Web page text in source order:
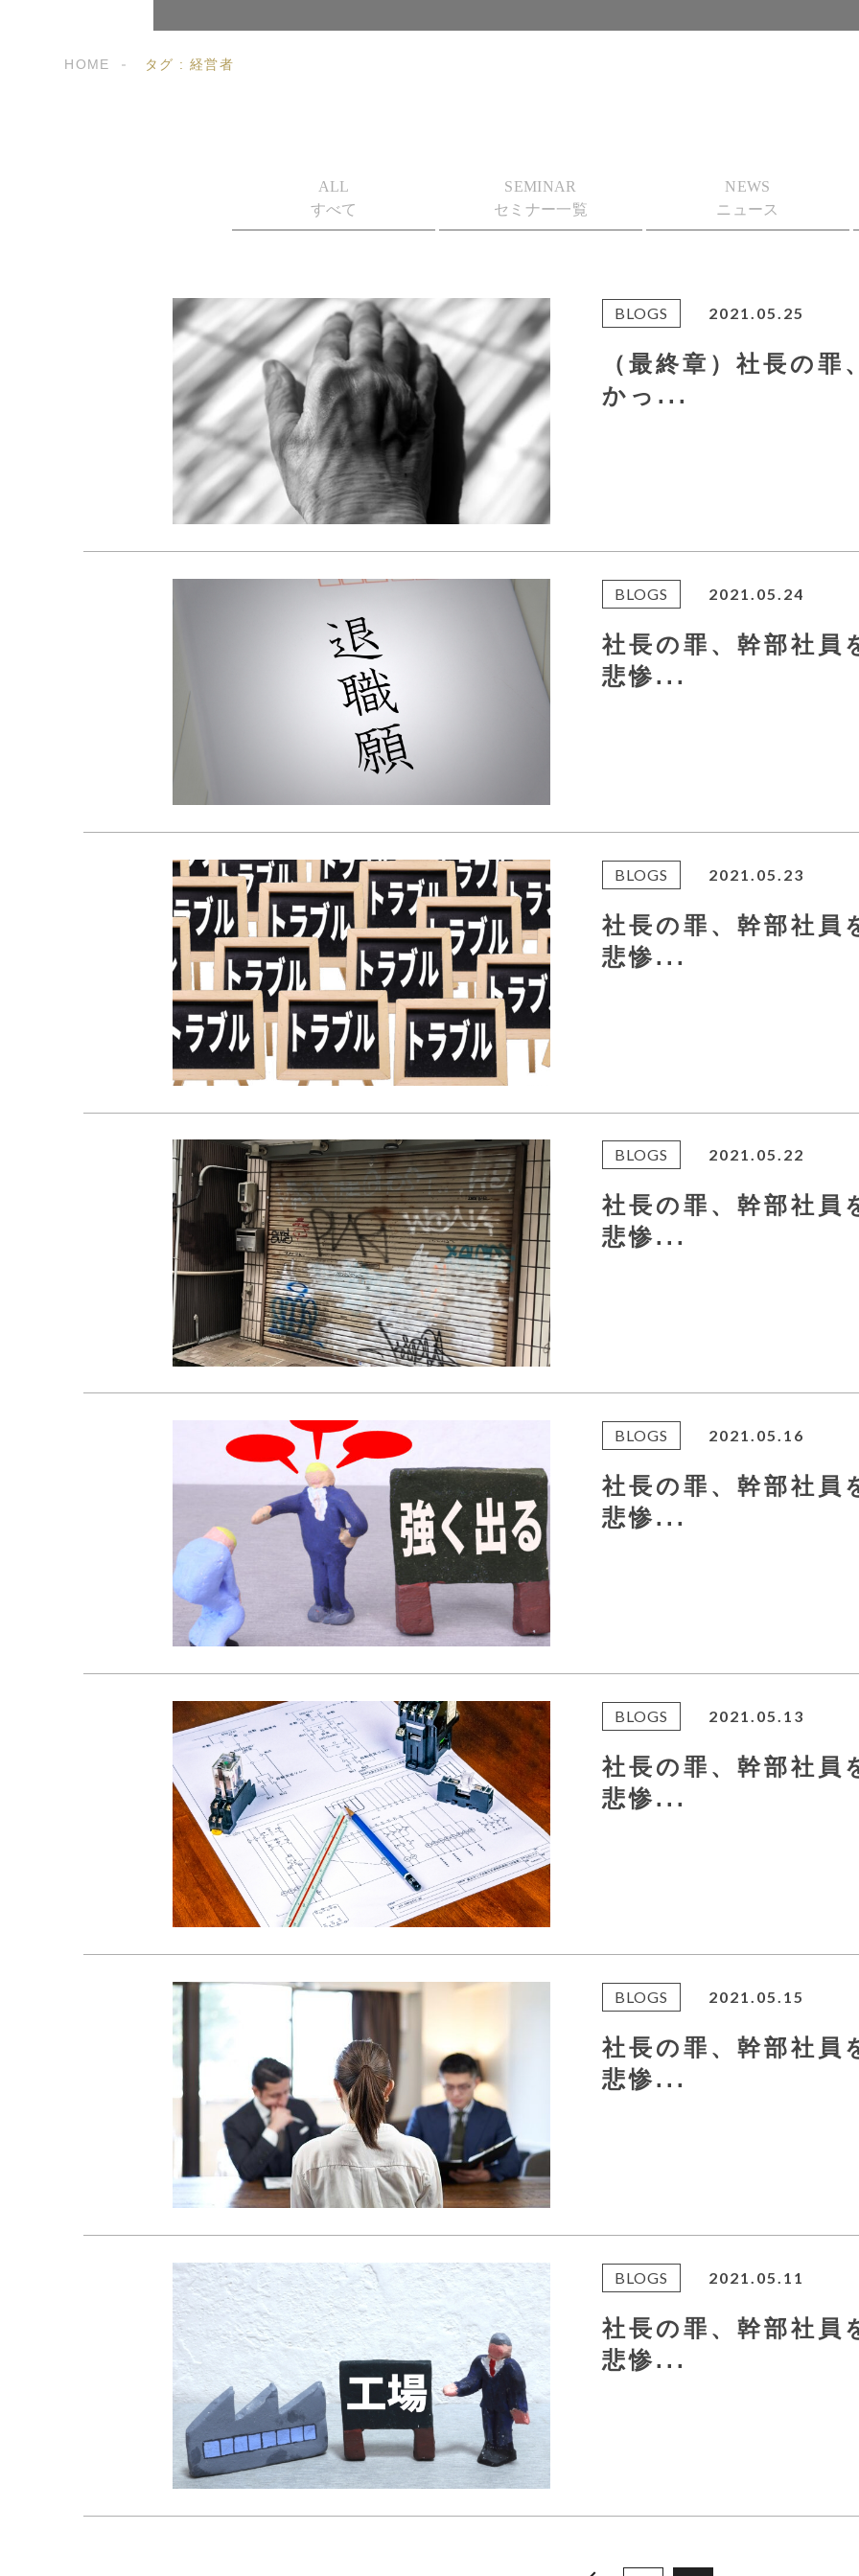
HOME タグ : 経営者
ALL
すべて
SEMINAR
セミナー一覧
NEWS
ニュース
BLOGS 2021.05.25
（最終章）社長の
かっ...
BLOGS 2021.05.24
社長の罪、幹部社
悲惨...
BLOGS 2021.05.23
社長の罪、幹部社
悲惨...
BLOGS 2021.05.22
社長の罪、幹部社
悲惨...
BLOGS 2021.05.16
社長の罪、幹部社
悲惨...
BLOGS 2021.05.13
社長の罪、幹部社
悲惨...
BLOGS 2021.05.15
社長の罪、幹部社
悲惨...
BLOGS 2021.05.11
社長の罪、幹部社
悲惨...